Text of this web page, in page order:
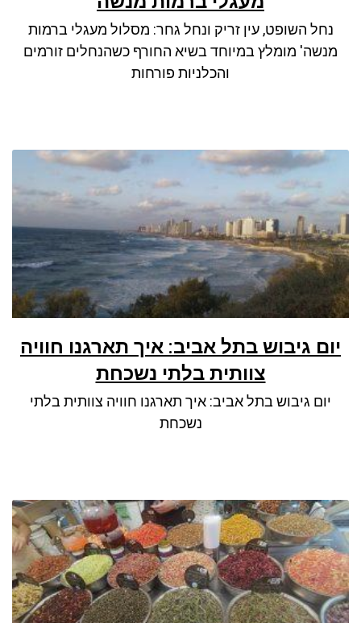
ניגודיות כהה
font_download סמן קישורים
לאפס את כל האפשרויות
cached
נחל השופט, עין זריק ונחל גחר: מסלול מעגלי ברמות
מנשה' מומלץ במיוחד בשיא החורף כשהנחלים זורמים
והכלניות פורחות
יום גיבוש בתל אביב: איך תארגנו חוויה
צוותית בלתי נשכחת
יום גיבוש בתל אביב: איך תארגנו חוויה צוותית בלתי
נשכחת